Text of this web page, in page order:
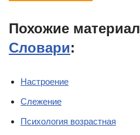
Похожие
Словари:
Настроение
Слежение
Психология возрастная